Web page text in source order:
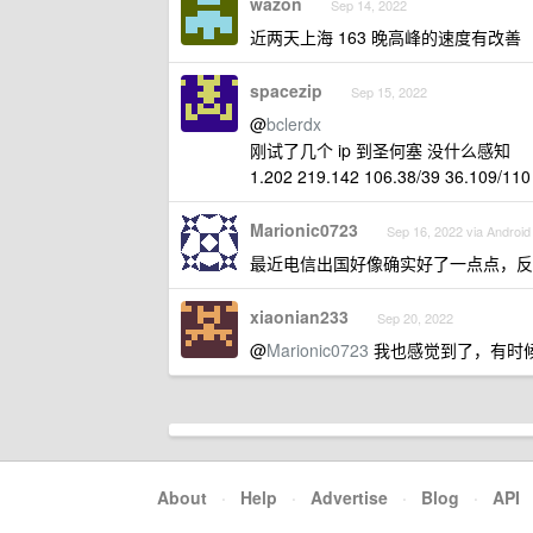
Sep 14, 2022
近两天上海 163 晚高峰的速度有改善
spacezip Sep 15, 2022
@bclerdx
刚试了几个 ip 到圣何塞 没什么感知
1.202 219.142 106.38/39 36.109/110
Marionic0723 Sep 16, 2022 via Android
最近电信出国好像确实好了一点点，
xiaonian233 Sep 20, 2022
@Marionic0723 我也感觉到了，有时
About · Help · Advertise · Blog · API